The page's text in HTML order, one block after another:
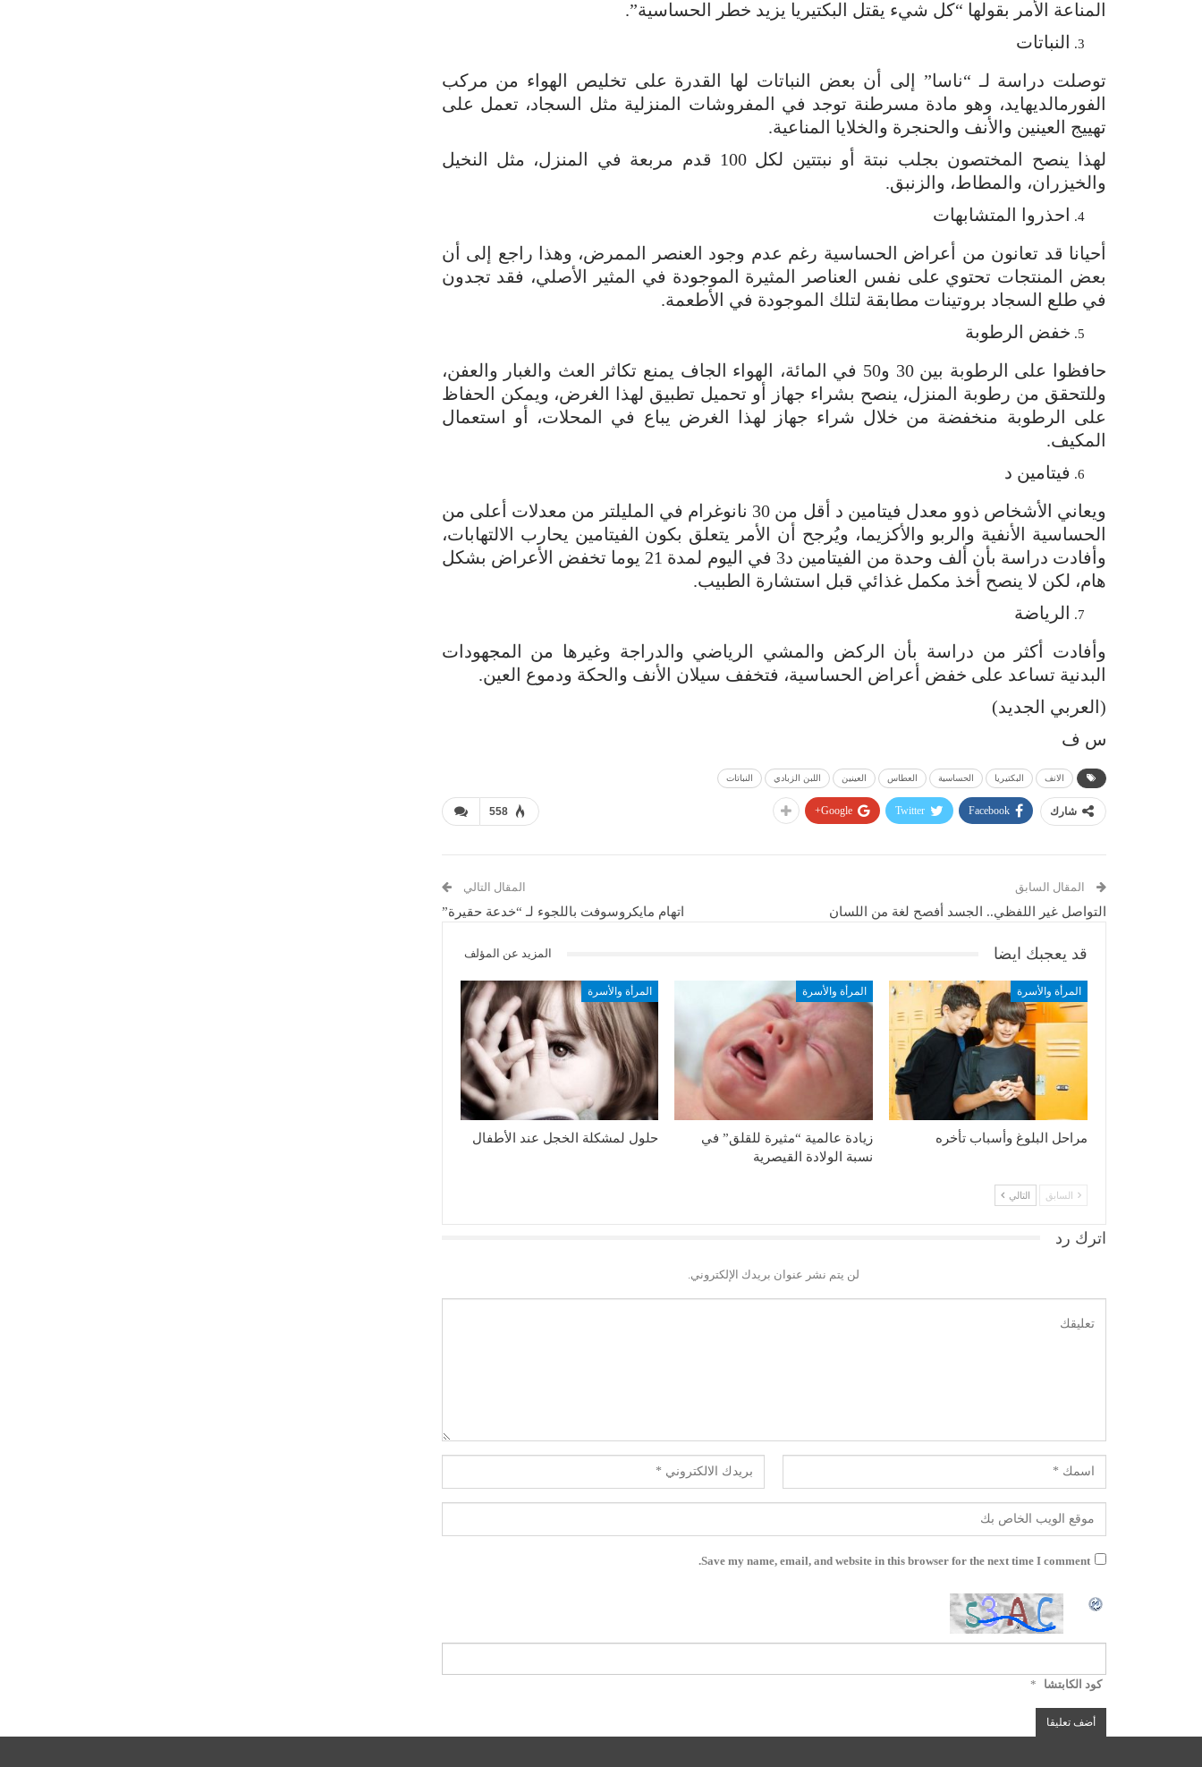
المناعة الأمر بقولها “كل شيء يقتل البكتيريا يزيد خطر الحساسية”.
النباتات
توصلت دراسة لـ “ناسا” إلى أن بعض النباتات لها القدرة على تخليص الهواء من مركب
الفورمالديهايد، وهو مادة مسرطنة توجد في المفروشات المنزلية مثل السجاد، تعمل على
تهييج العينين والأنف والحنجرة والخلايا المناعية.
لهذا ينصح المختصون بجلب نبتة أو نبتتين لكل 100 قدم مربعة في المنزل، مثل النخيل
والخيزران، والمطاط، والزنبق.
احذروا المتشابهات
أحيانا قد تعانون من أعراض الحساسية رغم عدم وجود العنصر الممرض، وهذا راجع إلى أن
بعض المنتجات تحتوي على نفس العناصر المثيرة الموجودة في المثير الأصلي، فقد تجدون
في طلع السجاد بروتينات مطابقة لتلك الموجودة في الأطعمة.
خفض الرطوبة
حافظوا على الرطوبة بين 30 و50 في المائة، الهواء الجاف يمنع تكاثر العث والغبار والعفن،
وللتحقق من رطوبة المنزل، ينصح بشراء جهاز أو تحميل تطبيق لهذا الغرض، ويمكن الحفاظ
على الرطوبة منخفضة من خلال شراء جهاز لهذا الغرض يباع في المحلات، أو استعمال
المكيف.
فيتامين د
ويعاني الأشخاص ذوو معدل فيتامين د أقل من 30 نانوغرام في المليلتر من معدلات أعلى من
الحساسية الأنفية والربو والأكزيما، ويُرجح أن الأمر يتعلق بكون الفيتامين يحارب الالتهابات،
وأفادت دراسة بأن ألف وحدة من الفيتامين د3 في اليوم لمدة 21 يوما تخفض الأعراض بشكل
هام، لكن لا ينصح أخذ مكمل غذائي قبل استشارة الطبيب.
الرياضة
وأفادت أكثر من دراسة بأن الركض والمشي الرياضي والدراجة وغيرها من المجهودات
البدنية تساعد على خفض أعراض الحساسية، فتخفف سيلان الأنف والحكة ودموع العين.
(العربي الجديد)
س ف
الانف البكتيريا الحساسية العطاس العينين اللبن الزبادي النباتات
558 شارك Facebook
Twitter
Google+
المقال السابق
التواصل غير اللفظي.. الجسد أفصح لغة من اللسان
المقال التالي
اتهام مايكروسوفت باللجوء لـ “خدعة حقيرة”
قد يعجبك ايضا المزيد عن المؤلف
المرأة والأسرة
مراحل البلوغ وأسباب تأخره
المرأة والأسرة
زيادة عالمية “مثيرة للقلق” في
نسبة الولادة القيصرية
المرأة والأسرة
حلول لمشكلة الخجل عند الأطفال
السابق التالي
اترك رد
لن يتم نشر عنوان بريدك الإلكتروني.
Save my name, email, and website in this browser for the next time I comment.
كود الكابتشا *